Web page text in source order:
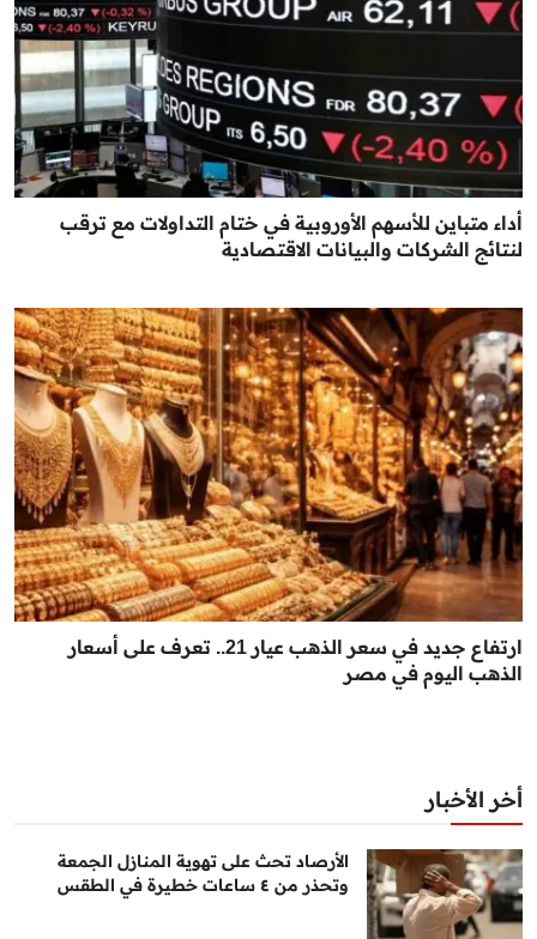
أداء متباين للأسهم الأوروبية في ختام التداولات مع ترقب
لنتائج الشركات والبيانات الاقتصادية
ارتفاع جديد في سعر الذهب عيار 21.. تعرف على أسعار
الذهب اليوم في مصر
أخر الأخبار
الأرصاد تحث على تهوية المنازل الجمعة
وتحذر من ٤ ساعات خطيرة في الطقس